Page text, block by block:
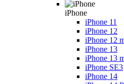
iPhone
iPhone 11
iPhone 12
iPhone 12
iPhone 13
iPhone 13
iPhone SE3
iPhone 14